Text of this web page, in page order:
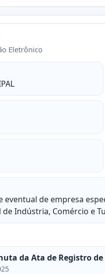
Eletrônico
de empresa
Indústria, Comércio e
da Ata de Registro de